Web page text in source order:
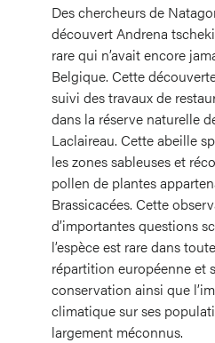
Des chercheurs de
découvert Andrena tscheki
rare qui n’avait encore
Belgique. Cette
suivi des travaux de
dans la réserve naturelle
Laclaireau. Cette abeille
les zones sableuses et
pollen de plantes
Brassicacées. Cette
d’importantes questions
l’espèce est rare dans
répartition européenne et
conservation ainsi que
climatique sur ses
largement méconnus.